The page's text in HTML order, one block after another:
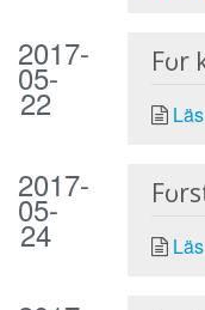
2017-
05-
22
För
2017-
05-
24